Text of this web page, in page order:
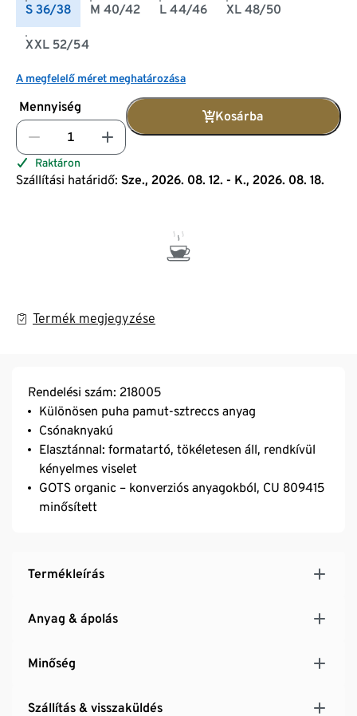
S 36/38 M 40/42 L 44/46 XL 48/50
XXL 52/54
A megfelelő méret meghatározása
Mennyiség
Kosárba
Raktáron
Szállítási határidő: Sze., 2026. 08. 12. - K., 2026. 08. 18.
Termék megjegyzése
Rendelési szám: 218005
Különösen puha pamut-sztreccs anyag
Csónaknyakú
Elasztánnal: formatartó, tökéletesen áll, rendkívül
kényelmes viselet
GOTS organic – konverziós anyagokból, CU 809415
minősített
Termékleírás
Anyag & ápolás
Minőség
Szállítás & visszaküldés